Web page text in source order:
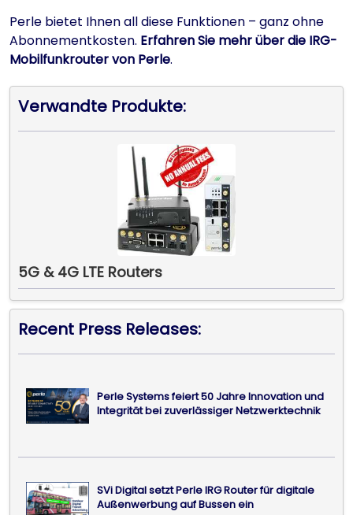
Perle bietet Ihnen all diese Funktionen – ganz ohne
Abonnementkosten. Erfahren Sie mehr über die IRG-
Mobilfunkrouter von Perle.
Verwandte Produkte:
5G & 4G LTE Routers
Recent Press Releases:
Perle Systems feiert 50 Jahre Innovation und
Integrität bei zuverlässiger Netzwerktechnik
SVi Digital setzt Perle IRG Router für digitale
Außenwerbung auf Bussen ein